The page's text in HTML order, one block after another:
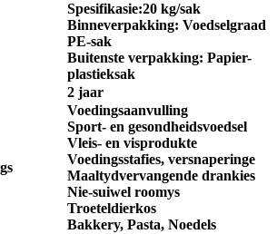
Spesifikasie:20 kg/sak
Binneverpakking: Voedselgraad
PE-sak
Buitenste verpakking: Papier-
plastieksak
2 jaar
Voedingsaanvulling
Sport- en gesondheidsvoedsel
Vleis- en visprodukte
Voedingsstafies, versnaperinge
Maaltydvervangende drankies
Nie-suiwel roomys
Troeteldierkos
Bakkery, Pasta, Noedels